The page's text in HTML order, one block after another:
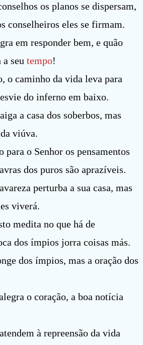
os planos se dispersam,
conselheiros eles se firmam.
em responder bem, e quão
seu tempo!
o caminho da vida leva para
do inferno em baixo.
a casa dos soberbos, mas
viúva.
para o Senhor os pensamentos
dos puros são aprazíveis.
perturba a sua casa, mas
viverá.
medita no que há de
dos ímpios jorra coisas más.
dos ímpios, mas a oração dos
o coração, a boa notícia
à repreensão da vida